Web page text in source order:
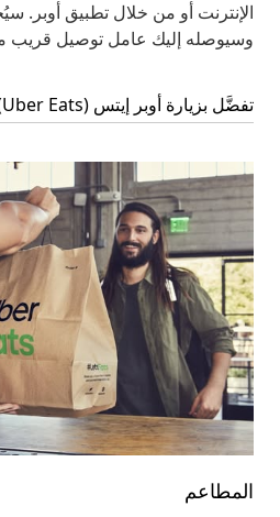
الإنترنت أو من خلال تطبيق أوبر.
وسيوصله إليك عامل توصيل قريب
تفضَّل بزيارة أوبر إيتس (Uber Eats)
المطاعم